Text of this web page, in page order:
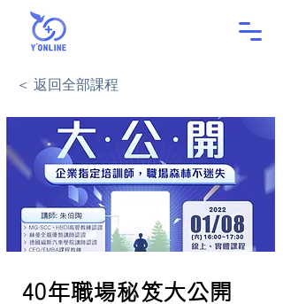
＜ 返回全部課程
40年職場秘笈大公開